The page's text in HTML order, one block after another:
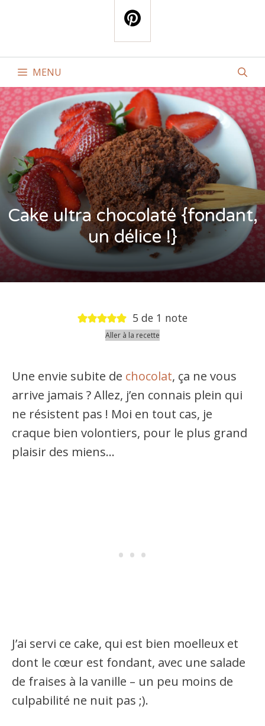
MENU
Cake ultra chocolaté {fondant,
un délice !}
5 de 1 note
Aller à la recette
Une envie subite de chocolat, ça ne vous
arrive jamais ? Allez, j’en connais plein qui
ne résistent pas ! Moi en tout cas, je
craque bien volontiers, pour le plus grand
plaisir des miens…
J’ai servi ce cake, qui est bien moelleux et
dont le cœur est fondant, avec une salade
de fraises à la vanille – un peu moins de
culpabilité ne nuit pas ;).